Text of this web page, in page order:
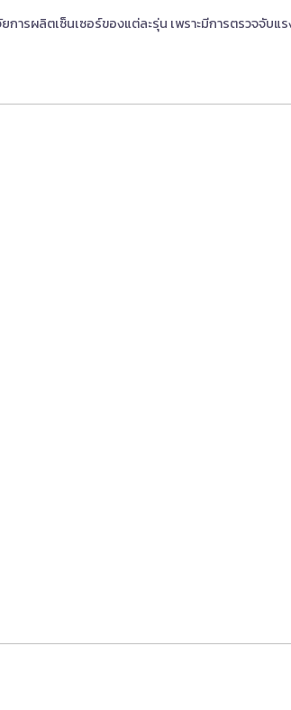
ารผลิตเซ็นเซอร์ของแต่ละรุ่น เพราะมีการตรวจจั